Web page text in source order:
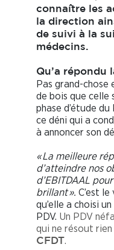
connaître les
la direction
de suivi à la
médecins.
Qu’a répondu
Pas grand-chose
de bois que
phase d’étude
ce déni qui a
à annoncer son
« La meilleure
d’atteindre nos
d’EBITDAAL
brillant ». C’est
qu’elle a choisi
PDV. Un PDV
qui ne résout rien
CFDT .